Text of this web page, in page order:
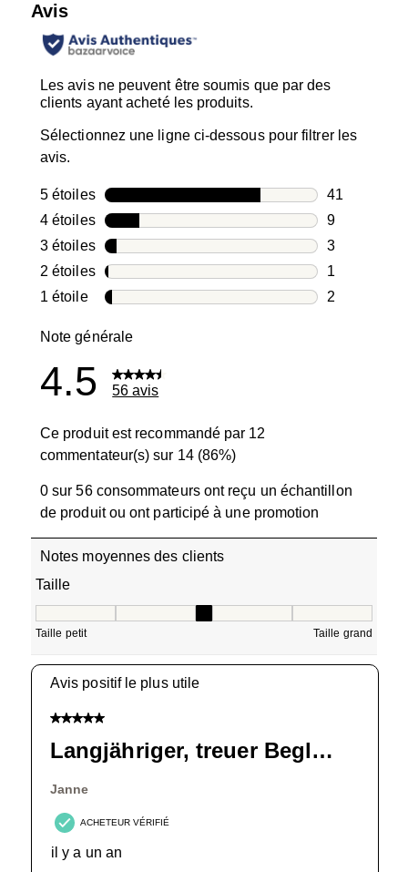
Avis
Les avis ne peuvent être soumis que par des
clients ayant acheté les produits.
Sélectionnez une ligne ci-dessous pour filtrer les
avis.
5 étoilesétoiles
41
41 avis
4 étoilesétoiles
9
9 avis avec
3 étoilesétoiles
3
3 avis avec
2 étoilesétoiles
1
1 avis avec
1 étoileétoiles
2
Note générale
4.5 56 avis
Ce produit est recommandé par 12
commentateur(s) sur 14 (86%)
0 sur 56 consommateurs ont reçu un échantillon
de produit ou ont participé à une promotion
Notes moyennes des clients
Taille
Taille petit Taille grand
Avis positif le plus utile
5 sur 5 étoiles.
Langjähriger, treuer Begleiter
Janne
ACHETEUR VÉRIFIÉ
il y a un an